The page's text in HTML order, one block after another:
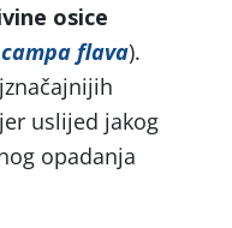
osice
flava).
uslijed jakog
opadanja